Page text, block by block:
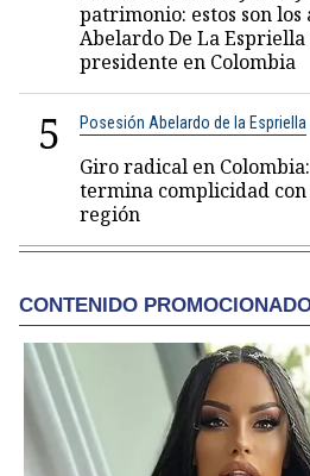
patrimonio: estos son los
Abelardo De La
presidente en Colombia
5 Posesión Abelardo de la Espriella
Giro radical en
termina complicidad
región